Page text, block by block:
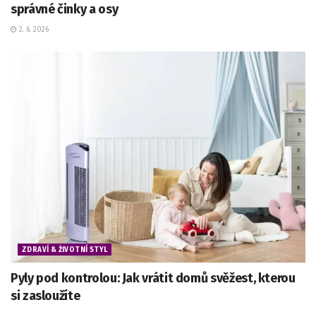
správné činky a osy
2. 6. 2026
ZDRAVÍ & ŽIVOTNÍ STYL
Pyly pod kontrolou: Jak vrátit domů svěžest, kterou
si zasloužíte